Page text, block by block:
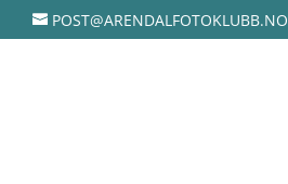
POST@ARENDALFOTOKLUBB.NO